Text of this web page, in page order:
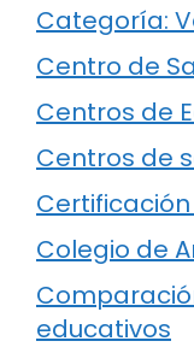
Categoría:
Centro de
Centros de
Centros de
Colegio de
educativos